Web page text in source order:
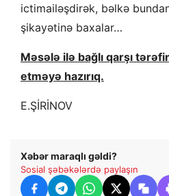
ictimailəşdirək, bəlkə
şikayətinə baxalar…
Məsələ ilə bağlı qarşı
etməyə hazırıq.
E.ŞİRİNOV
Xəbər maraqlı gəldi?
Sosial şəbəkələrdə paylaşın